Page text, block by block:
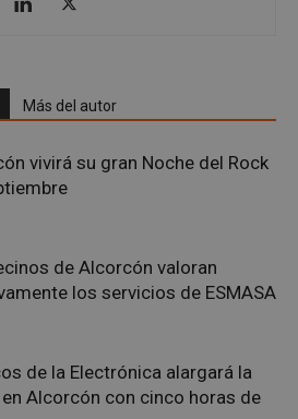
Más del autor
vivirá su gran Noche del Rock
de Alcorcón valoran
los servicios de ESMASA
de la Electrónica alargará la
Alcorcón con cinco horas de
YouTube
.youtube.com